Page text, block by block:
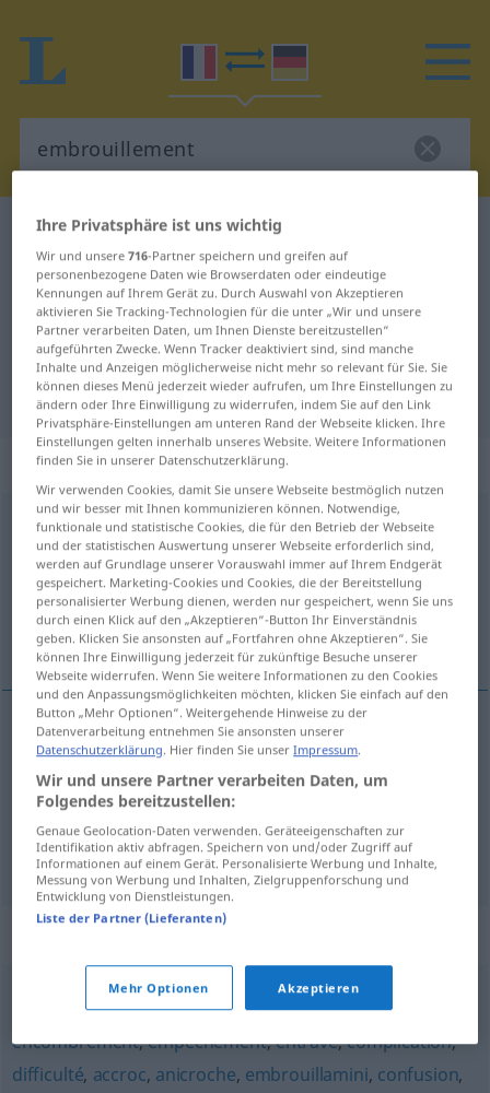
Französisch-Deutsch Wörterbuch
Französisch-Deutsch Übersetzung
für "embrouillement"
"embrouillement" Deutsch
Übersetzung
„embrouillement“: masculin
embrouillementm
Übersicht aller Übersetzungen
(Für mehr Details die Übersetzung anklicken/antippen)
Verwirrung, Verworrenheit, Verwicklung
Verwirrungf embrouillement rarement
Verworrenheitf embrouillement
Verwicklungf embrouillement
Synonyme für "embrouillement"
embarras,encombre,obstacle,obstruction,
encombrement,empêchement,entrave,complication,
difficulté, accroc, anicroche, embrouillamini, confusion,
Ihre Privatsphäre ist uns wichtig
Wir und unsere716-Partner speichern und greifen auf
personenbezogene Daten wie Browserdaten oder eindeutige
Kennungen auf Ihrem Gerät zu. Durch Auswahl von Akzeptieren
aktivieren Sie Tracking-Technologien für die unter „Wir und unsere
Partner verarbeiten Daten, um Ihnen Dienste bereitzustellen“
aufgeführten Zwecke. Wenn Tracker deaktiviert sind, sind manche
Inhalte und Anzeigen möglicherweise nicht mehr so relevant für Sie. Sie
können dieses Menü jederzeit wieder aufrufen, um Ihre Einstellungen zu
ändern oder Ihre Einwilligung zu widerrufen, indem Sie auf den Link
Privatsphäre-Einstellungen am unteren Rand der Webseite klicken. Ihre
Einstellungen gelten innerhalb unseres Website. Weitere Informationen
finden Sie in unserer Datenschutzerklärung.
Wir verwenden Cookies, damit Sie unsere Webseite bestmöglich nutzen
und wir besser mit Ihnen kommunizieren können. Notwendige,
funktionale und statistische Cookies, die für den Betrieb der Webseite
und der statistischen Auswertung unserer Webseite erforderlich sind,
werden auf Grundlage unserer Vorauswahl immer auf Ihrem Endgerät
gespeichert. Marketing-Cookies und Cookies, die der Bereitstellung
personalisierter Werbung dienen, werden nur gespeichert, wenn Sie uns
durch einen Klick auf den „Akzeptieren“-Button Ihr Einverständnis
geben. Klicken Sie ansonsten auf „Fortfahren ohne Akzeptieren“. Sie
können Ihre Einwilligung jederzeit für zukünftige Besuche unserer
Webseite widerrufen. Wenn Sie weitere Informationen zu den Cookies
und den Anpassungsmöglichkeiten möchten, klicken Sie einfach auf den
Button „Mehr Optionen“. Weitergehende Hinweise zu der
Datenverarbeitung entnehmen Sie ansonsten unserer
Datenschutzerklärung. Hier finden Sie unserImpressum.
Wir und unsere Partner verarbeiten Daten, um
Folgendes bereitzustellen:
Genaue Geolocation-Daten verwenden. Geräteeigenschaften zur
Identifikation aktiv abfragen. Speichern von und/oder Zugriff auf
Informationen auf einem Gerät. Personalisierte Werbung und Inhalte,
Messung von Werbung und Inhalten, Zielgruppenforschung und
Entwicklung von Dienstleistungen.
Liste der Partner (Lieferanten)
Mehr Optionen Akzeptieren